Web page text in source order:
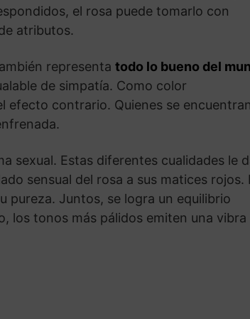
el rosa puede tomarlo con
atributos.
representa todo lo bueno del
de simpatía. Como color
efecto contrario. Quienes se encuentran
sexual. Estas diferentes cualidades le
sensual del rosa a sus matices rojos.
pureza. Juntos, se logra un equilibrio
los tonos más pálidos emiten una vibra